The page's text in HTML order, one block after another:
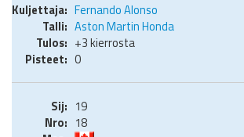
Fernando Alonso
Aston Martin Honda
+3 kierrosta
0
19
18